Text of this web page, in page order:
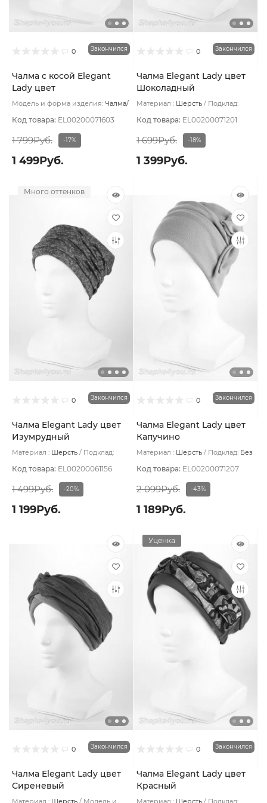
0 Закончился
Чалма с косой Elegant
Lady цвет
Комбинированный
Модель и форма изделия: Чалма/
Код товара: EL00200071603
1 799Руб. -17%
1 499Руб.
0 Закончился
Чалма Elegant Lady цвет
Шоколадный
Материал : Шерсть
Подклад:
Код товара: EL00200071201
1 699Руб. -18%
1 399Руб.
Много оттенков
0 Закончился
Чалма Elegant Lady цвет
Изумрудный
Материал : Шерсть
Подклад:
Код товара: EL00200061156
1 499Руб. -20%
1 199Руб.
0 Закончился
Чалма Elegant Lady цвет
Капучино
Материал : Шерсть Подклад: Без
Код товара: EL00200071207
2 099Руб. -43%
1 189Руб.
0 Закончился
Чалма Elegant Lady цвет
Сиреневый
Материал : Шерсть Модель и
Уценка
0 Закончился
Чалма Elegant Lady цвет
Красный
Материал : Шерсть Подклад: